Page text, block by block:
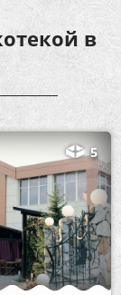
в
5